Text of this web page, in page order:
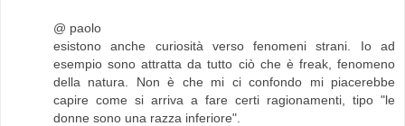
@ paolo
esistono anche curiosità verso fenomeni strani. Io ad
esempio sono attratta da tutto ciò che è freak, fenomeno
della natura. Non è che mi ci confondo mi piacerebbe
capire come si arriva a fare certi ragionamenti, tipo "le
donne sono una razza inferiore".